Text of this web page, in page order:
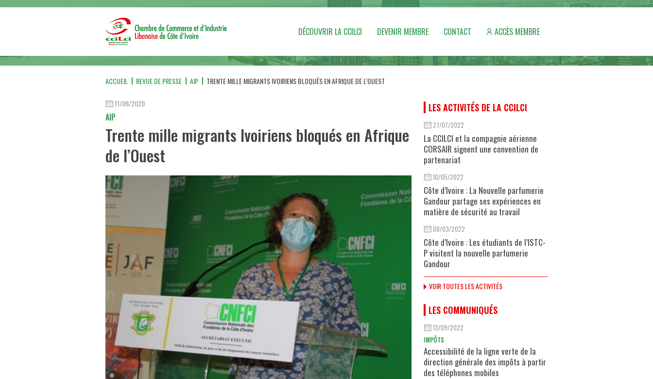
DÉCOUVRIR LA CCILCI DEVENIR MEMBRE CONTACT ACCÈS MEMBRE
ACCUEIL REVUE DE PRESSE AIP TRENTE MILLE MIGRANTS IVOIRIENS BLOQUÉS EN AFRIQUE DE L’OUEST
11/06/2020
AIP
Trente mille migrants Ivoiriens bloqués en Afrique
de l’Ouest
LES ACTIVITÉS DE LA CCILCI
27/07/2022
La CCILCI et la compagnie aérienne
CORSAIR signent une convention de
partenariat
10/05/2022
Côte d’Ivoire : La Nouvelle parfumerie
Gandour partage ses expériences en
matière de sécurité au travail
08/03/2022
Côte d’Ivoire : Les étudiants de l’ISTC-
P visitent la nouvelle parfumerie
Gandour
VOIR TOUTES LES ACTIVITÉS
LES COMMUNIQUÉS
13/09/2022
IMPÔTS
Accessibilité de la ligne verte de la
direction générale des impôts à partir
des téléphones mobiles